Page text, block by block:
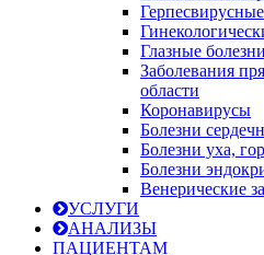
Глазные болезни
Заболевания
области
Коронавирусы
Болезни
Болезни уха,
Болезни
Венерические
УСЛУГИ
АНАЛИЗЫ
ПАЦИЕНТАМ